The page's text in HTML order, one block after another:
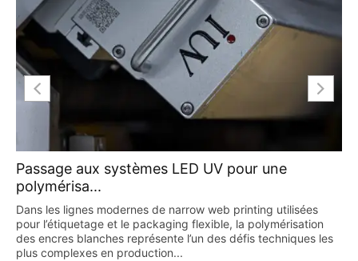
Passage aux systèmes LED UV pour une
polymérisa...
Dans les lignes modernes de narrow web printing utilisées
pour l’étiquetage et le packaging flexible, la polymérisation
des encres blanches représente l’un des défis techniques les
plus complexes en production...